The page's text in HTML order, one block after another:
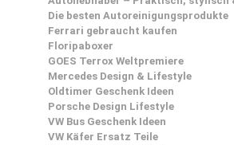
Die besten Autoreinigungsprodukte
Ferrari gebraucht kaufen
Floripaboxer
GOES Terrox Weltpremiere
Mercedes Design & Lifestyle
Oldtimer Geschenk Ideen
Porsche Design Lifestyle
VW Bus Geschenk Ideen
VW Käfer Ersatz Teile